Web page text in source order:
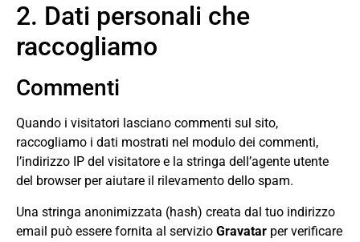
2. Dati personali che
raccogliamo
Commenti
Quando i visitatori lasciano commenti sul sito,
raccogliamo i dati mostrati nel modulo dei commenti,
l’indirizzo IP del visitatore e la stringa dell’agente utente
del browser per aiutare il rilevamento dello spam.
Una stringa anonimizzata (hash) creata dal tuo indirizzo
email può essere fornita al servizio Gravatar per verificare